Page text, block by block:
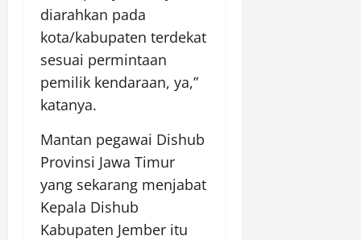
diarahkan pada
kota/kabupaten terdekat
sesuai permintaan
pemilik kendaraan, ya,”
katanya.
Mantan pegawai Dishub
Provinsi Jawa Timur
yang sekarang menjabat
Kepala Dishub
Kabupaten Jember itu